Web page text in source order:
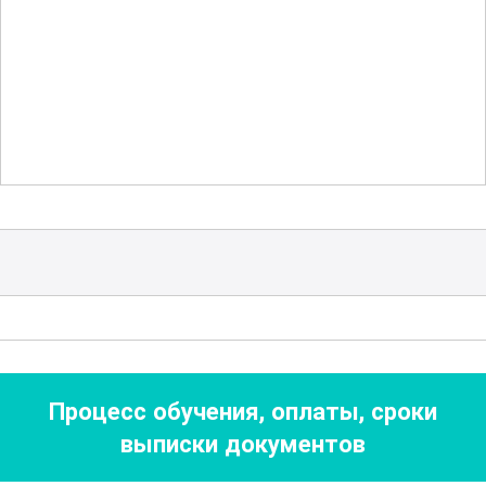
методы контроля качества чистки и
посвященные безопасности труда, что
является важной составляющей при
выполнении чистки оснастки и
приспособлений. Участники узнают о
мерах предосторожности и научатся
Процесс обучения, оплаты, сроки
выписки документов